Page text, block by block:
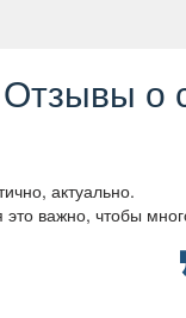
Отзывы о
актуально.
важно, чтобы